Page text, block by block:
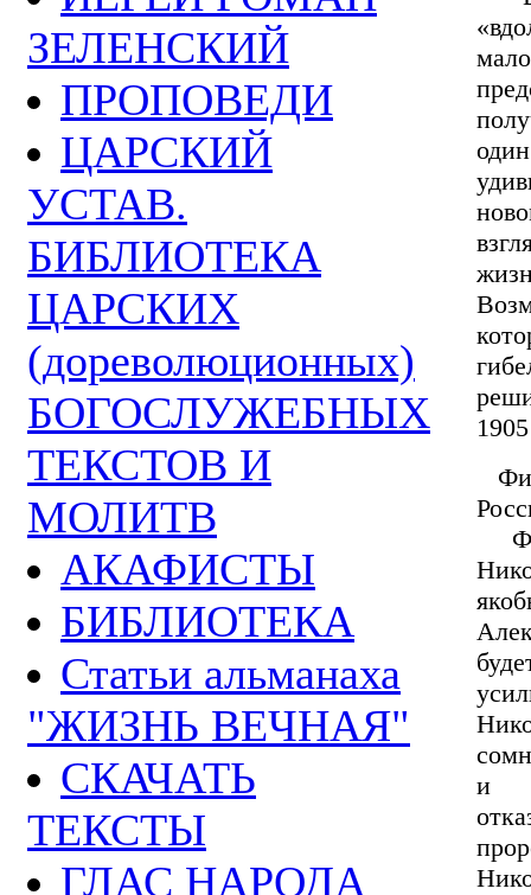
ЗЕЛЕНСКИЙ
ПРОПОВЕДИ
ЦАРСКИЙ
УСТАВ.
БИБЛИОТЕКА
ЦАРСКИХ
(дореволюционных)
БОГОСЛУЖЕБНЫХ
ТЕКСТОВ И
МОЛИТВ
АКАФИСТЫ
БИБЛИОТЕКА
Статьи альманаха
"ЖИЗНЬ ВЕЧНАЯ"
СКАЧАТЬ
ТЕКСТЫ
ГЛАС НАРОДА
и